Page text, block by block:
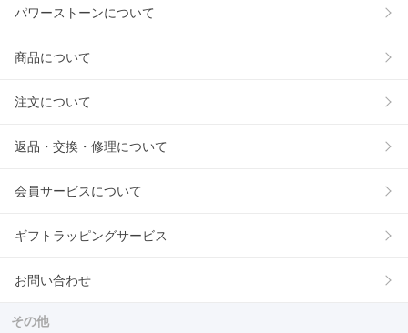
パワーストーンについて
商品について
注文について
返品・交換・修理について
会員サービスについて
ギフトラッピングサービス
お問い合わせ
その他